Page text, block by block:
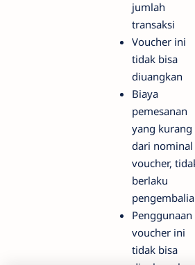
jumlah
transaksi
Voucher ini
tidak bisa
diuangkan
Biaya
pemesanan
yang kurang
dari nominal
voucher,
berlaku
Penggunaan
voucher ini
tidak bisa